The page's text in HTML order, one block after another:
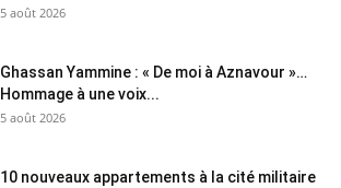
5 août 2026
Ghassan Yammine : « De moi à Aznavour »…
Hommage à une voix...
5 août 2026
10 nouveaux appartements à la cité militaire